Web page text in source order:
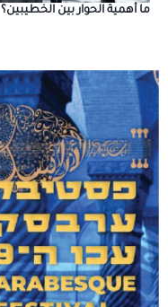
ما أهمية الحوار بين الخطيبين؟